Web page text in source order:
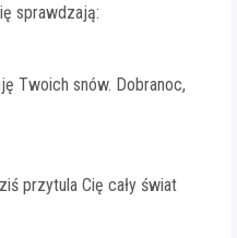
sprawdzają:
Twoich snów. Dobranoc,
przytula Cię cały świat